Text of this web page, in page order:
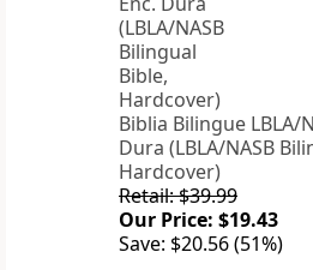
Biblia Bilingue LBLA/
Dura (LBLA/NASB
Hardcover)
Retail: $39.99
Our Price: $19.43
Save: $20.56 (51%)